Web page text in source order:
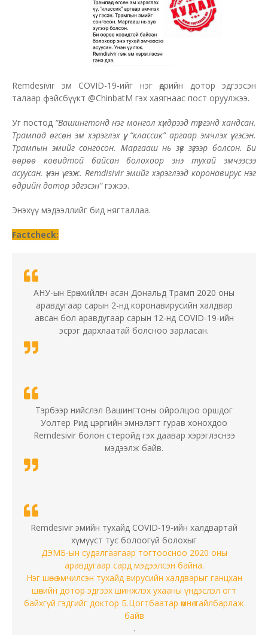
Remdesivir эм COVID-19-ийг нэг өдрийн дотор эдгээсэн
талаар фэйсбүүкт @ChinbatM гэх хаягнаас пост оруулжээ.
Уг постод “Вашингтонд нэг монгол хүндрээд түргэнд хандсан.
Трампад өгсөн эм хэрэглэх үү, “классик” аргаар эмчлэх үү гэсэн.
Трампын эмийг сонгосон. Маргааш нь зүв зүгээр болсон. Би
өөрөө ковидтой байсан болохоор энэ тухай эмчээсээ
асуусан. үнэн үү гэж. Remdisivir эмийг хэрэглээд коронавирус нэг
өдрийн дотор эдгэсэн”гэжээ.
Энэхүү мэдээллийг бид нягталлаа.
Factcheck:
АНУ-ын Ерөнхийлөгч асан Дональд Трамп 2020 оны
аравдугаар сарын 2-нд коронавирусийн халдвар
авсан бол аравдугаар сарын 12-нд COVID-19-ийн
эсрэг дархлаатай болсноо зарласан.
Тэрбээр нийслэл Вашингтоны ойролцоо оршдог
Уолтер Рид цэргийн эмнэлэгт гурав хонохдоо
Remdesivir болон стеройд гэх даавар хэрэглэснээ
мэдээлж байв.
Remdesivir эмийн тухайд COVID-19-ийн халдвартай
хүмүүст тус болоогүй болохыг
ДЭМБ-ын судалгаагаар тогтоосноо 2020 оны
аравдугаар сард мэдээлсэн байна.
Нэг шөнө эмчилсэн тухайд вирусийн халдварыг ганцхан
шөнийн дотор эдгээх шинжлэх ухааны үндэслэл огт
байхгүй гэдгийг доктор Б.Цогтбаатар өмнө тайлбарлаж
байв
.